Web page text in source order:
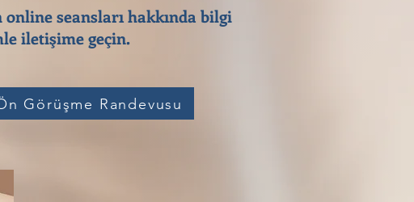
seansları hakkında bilgi
iletişime geçin.​
Görüşme Randevusu